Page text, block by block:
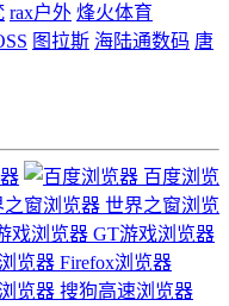
rax户外 烽火体育
图拉斯 海陆通数码 唐
百度浏览
世界之窗浏览
GT游戏浏览器
Firefox浏览器
搜狗高速浏览器